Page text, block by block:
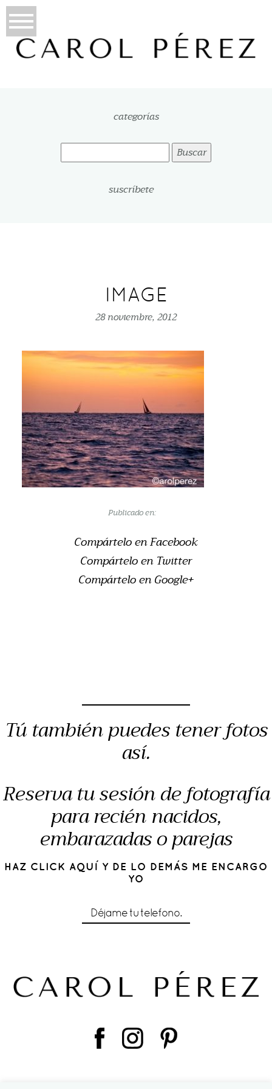
categorías
Buscar:
suscríbete
IMAGE
28 noviembre, 2012
Publicado en:
Compártelo en Facebook
Compártelo en Twitter
Compártelo en Google+
Tú también puedes tener fotos
así.
Reserva tu sesión de fotografía
para recién nacidos,
embarazadas o parejas
HAZ CLICK AQUÍ Y DE LO DEMÁS ME ENCARGO
YO
Déjame tu telefono.